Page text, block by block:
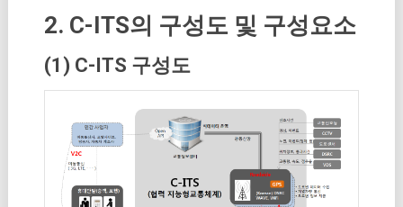
2. C-ITS의 구성도 및 구성요소
(1) C-ITS 구성도